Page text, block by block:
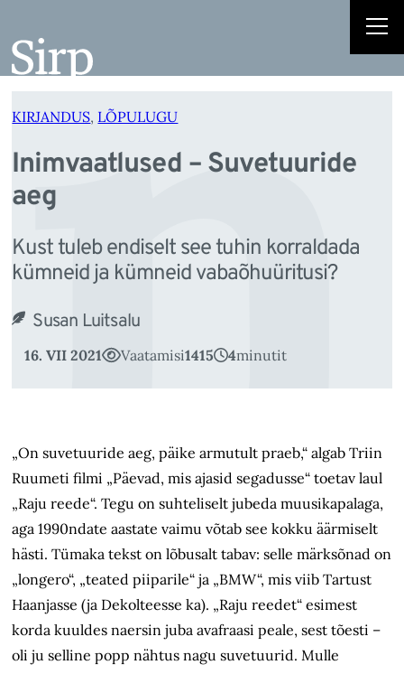
juurde
KIRJANDUS, LÕPULUGU
Inimvaatlused – Suvetuuride
aeg
Kust tuleb endiselt see tuhin korraldada
kümneid ja kümneid vabaõhuüritusi?
Susan Luitsalu
16. VII 2021 Vaatamisi1415 4minutit
„On suvetuuride aeg, päike armutult praeb,“ algab Triin
Ruumeti filmi „Päevad, mis ajasid segadusse“ toetav laul
„Raju reede“. Tegu on suhteliselt jubeda muusikapalaga,
aga 1990ndate aastate vaimu võtab see kokku äärmiselt
hästi. Tümaka tekst on lõbusalt tabav: selle märksõnad on
„longero“, „teated piiparile“ ja „BMW“, mis viib Tartust
Haanjasse (ja Dekolteesse ka). „Raju reedet“ esimest
korda kuuldes naersin juba avafraasi peale, sest tõesti –
oli ju selline popp nähtus nagu suvetuurid. Mulle